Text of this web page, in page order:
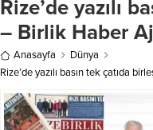
Rize’de yazılı
– Birlik Haber
Anasayfa
Dünya
Rize’de yazılı basın tek çatıda